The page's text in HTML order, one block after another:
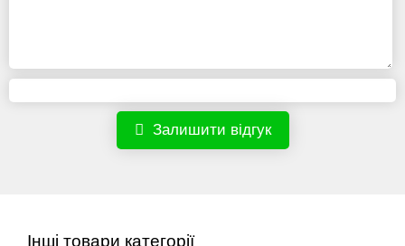
Залишити відгук
Інші товари категорії